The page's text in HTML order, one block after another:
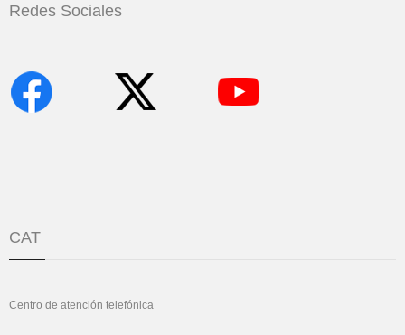
Redes Sociales
CAT
Centro de atención telefónica